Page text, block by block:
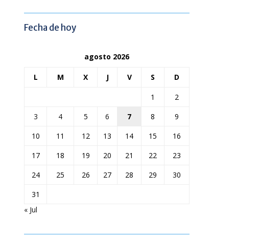
Fecha de hoy
agosto 2026
L M X J V S D
1
2
3
4 5 6 7 8
9
10
11 12 13 14 15
16
17
18 19 20 21 22
23
24
25 26 27 28 29
30
31
« Jul